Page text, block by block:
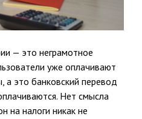
— это неграмотное
уже оплачивают
а это банковский перевод
Нет смысла
на налоги никак не